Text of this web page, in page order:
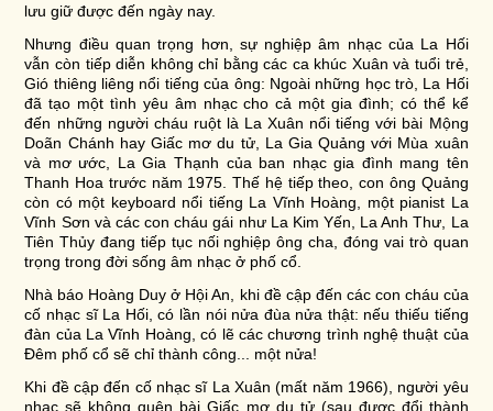
lưu giữ được đến ngày nay.
Nhưng điều quan trọng hơn, sự nghiệp âm nhạc của La Hối
vẫn còn tiếp diễn không chỉ bằng các ca khúc Xuân và tuổi trẻ,
Gió thiêng liêng nổi tiếng của ông: Ngoài những học trò, La Hối
đã tạo một tình yêu âm nhạc cho cả một gia đình; có thể kể
đến những người cháu ruột là La Xuân nổi tiếng với bài Mộng
Doãn Chánh hay Giấc mơ du tử, La Gia Quảng với Mùa xuân
và mơ ước, La Gia Thạnh của ban nhạc gia đình mang tên
Thanh Hoa trước năm 1975. Thế hệ tiếp theo, con ông Quảng
còn có một keyboard nổi tiếng La Vĩnh Hoàng, một pianist La
Vĩnh Sơn và các con cháu gái như La Kim Yến, La Anh Thư, La
Tiên Thủy đang tiếp tục nối nghiệp ông cha, đóng vai trò quan
trọng trong đời sống âm nhạc ở phố cổ.
Nhà báo Hoàng Duy ở Hội An, khi đề cập đến các con cháu của
cố nhạc sĩ La Hối, có lần nói nửa đùa nửa thật: nếu thiếu tiếng
đàn của La Vĩnh Hoàng, có lẽ các chương trình nghệ thuật của
Đêm phố cổ sẽ chỉ thành công... một nửa!
Khi đề cập đến cố nhạc sĩ La Xuân (mất năm 1966), người yêu
nhạc sẽ không quên bài Giấc mơ du tử (sau được đổi thành